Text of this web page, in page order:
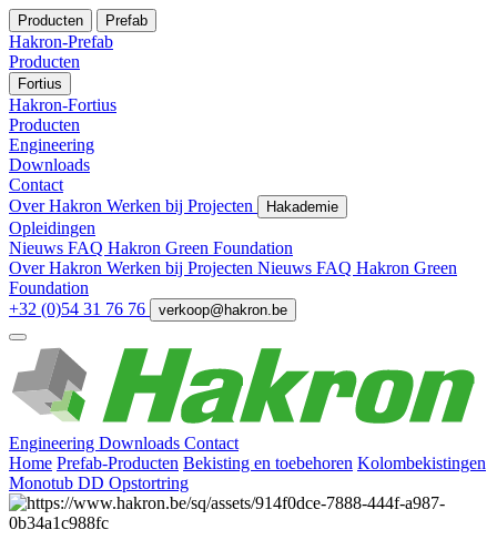
Producten Prefab
Hakron-Prefab
Producten
Fortius
Hakron-Fortius
Producten
Engineering
Downloads
Contact
Over Hakron Werken bij Projecten Hakademie
Opleidingen
Nieuws FAQ Hakron Green Foundation
Over Hakron Werken bij Projecten Nieuws FAQ Hakron Green
Foundation
+32 (0)54 31 76 76
verkoop@hakron.be
Engineering Downloads Contact
Home Prefab-Producten Bekisting en toebehoren Kolombekistingen
Monotub DD Opstortring